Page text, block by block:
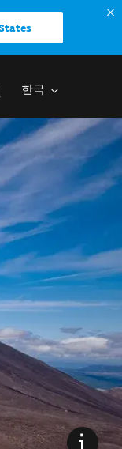
한국